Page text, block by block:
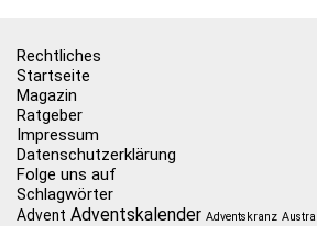
Rechtliches
Startseite
Magazin
Ratgeber
Impressum
Datenschutzerklärung
Folge uns auf
Schlagwörter
Advent Adventskalender Adventskranz